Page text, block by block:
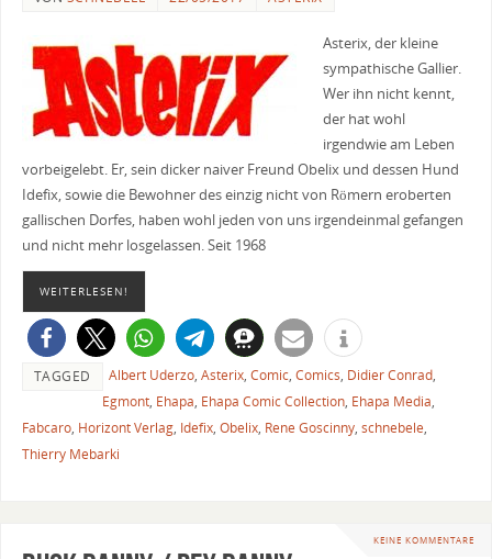
Asterix, der kleine
sympathische Gallier.
Wer ihn nicht kennt,
der hat wohl
irgendwie am Leben
vorbeigelebt. Er, sein dicker naiver Freund Obelix und dessen Hund
Idefix, sowie die Bewohner des einzig nicht von Römern eroberten
gallischen Dorfes, haben wohl jeden von uns irgendeinmal gefangen
und nicht mehr losgelassen. Seit 1968
WEITERLESEN!
TAGGED Albert Uderzo, Asterix, Comic, Comics, Didier Conrad,
Egmont, Ehapa, Ehapa Comic Collection, Ehapa Media,
Fabcaro, Horizont Verlag, Idefix, Obelix, Rene Goscinny, schnebele,
Thierry Mebarki
KEINE KOMMENTARE